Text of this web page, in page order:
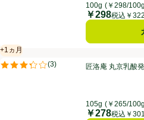
100g (￥298/
価格
￥298税込￥322
匠洛庵 丸京乳酸発酵きざみすぐき
+1ヵ月
賞味・消費期限保証：1ヵ月
(3)
評価は3件のレビューで5点中3.3点。
匠洛庵 丸京乳酸
105g (￥265/
価格
￥278税込￥301